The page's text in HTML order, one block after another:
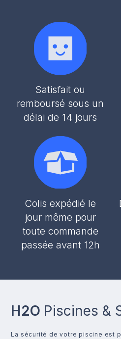
Satisfait ou
remboursé sous un
délai de 14 jours
Colis expédié le
jour même pour
toute commande
passée avant 12h
H2O Piscines &
La sécurité de votre piscine est